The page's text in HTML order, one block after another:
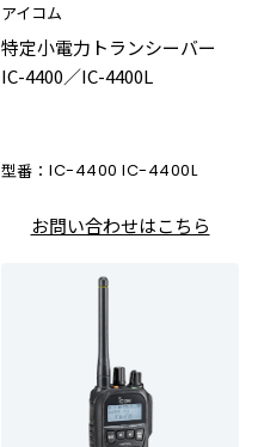
アイコム
特定小電力トランシーバー
IC-4400／IC-4400L
型番： IC-4400 IC-4400L
お問い合わせはこちら